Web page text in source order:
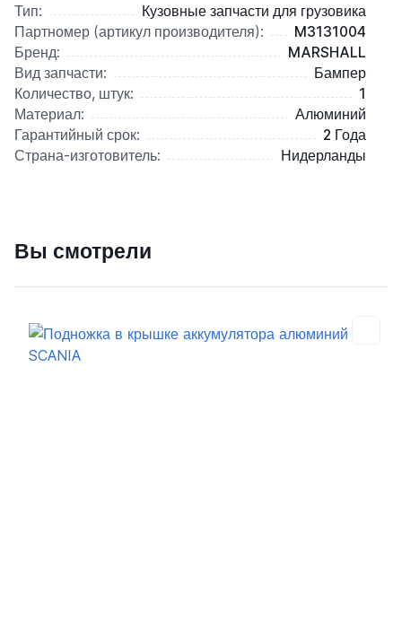
Тип:
Кузовные запчасти для грузовика
Партномер (артикул производителя):
M3131004
Бренд:
MARSHALL
Вид запчасти:
Бампер
Количество, штук:
1
Материал:
Алюминий
Гарантийный срок:
2 Года
Страна-изготовитель:
Нидерланды
Вы смотрели